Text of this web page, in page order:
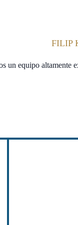
FILIP
un equipo altamente